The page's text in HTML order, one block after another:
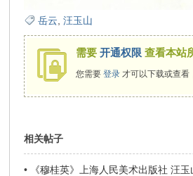
岳云 ,汪玉山
需要开通权限 查看本站
您需要登录 才可以下载或查看
相关帖子
•
《穆桂英》上海人民美术出版社 汪